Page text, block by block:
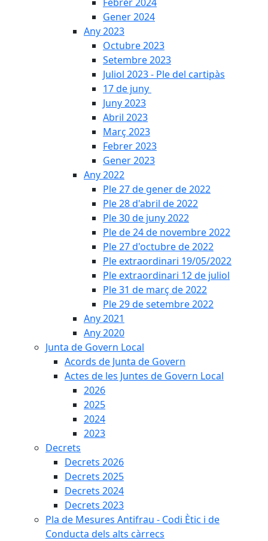
Gener 2024
Any 2023
Octubre 2023
Setembre 2023
Juliol 2023 - Ple del cartipàs
17 de juny
Juny 2023
Abril 2023
Març 2023
Febrer 2023
Gener 2023
Any 2022
Ple 27 de gener de 2022
Ple 28 d'abril de 2022
Ple 30 de juny 2022
Ple de 24 de novembre 2022
Ple 27 d'octubre de 2022
Ple extraordinari 19/05/2022
Ple extraordinari 12 de juliol
Ple 31 de març de 2022
Ple 29 de setembre 2022
Any 2021
Any 2020
Junta de Govern Local
Acords de Junta de Govern
Actes de les Juntes de Govern Local
2026
2025
2024
2023
Decrets
Decrets 2026
Decrets 2025
Decrets 2024
Decrets 2023
Pla de Mesures Antifrau - Codi Ètic i de
Conducta dels alts càrrecs